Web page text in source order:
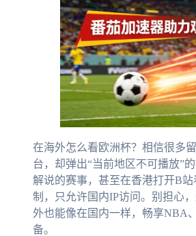
在海外怎么看欧洲杯？相信很多
台，却弹出“当前地区不可播放”
解说的赛事，甚至在香港打开B
制，只允许国内IP访问。别担心
外也能像在国内一样，畅享NBA
备。